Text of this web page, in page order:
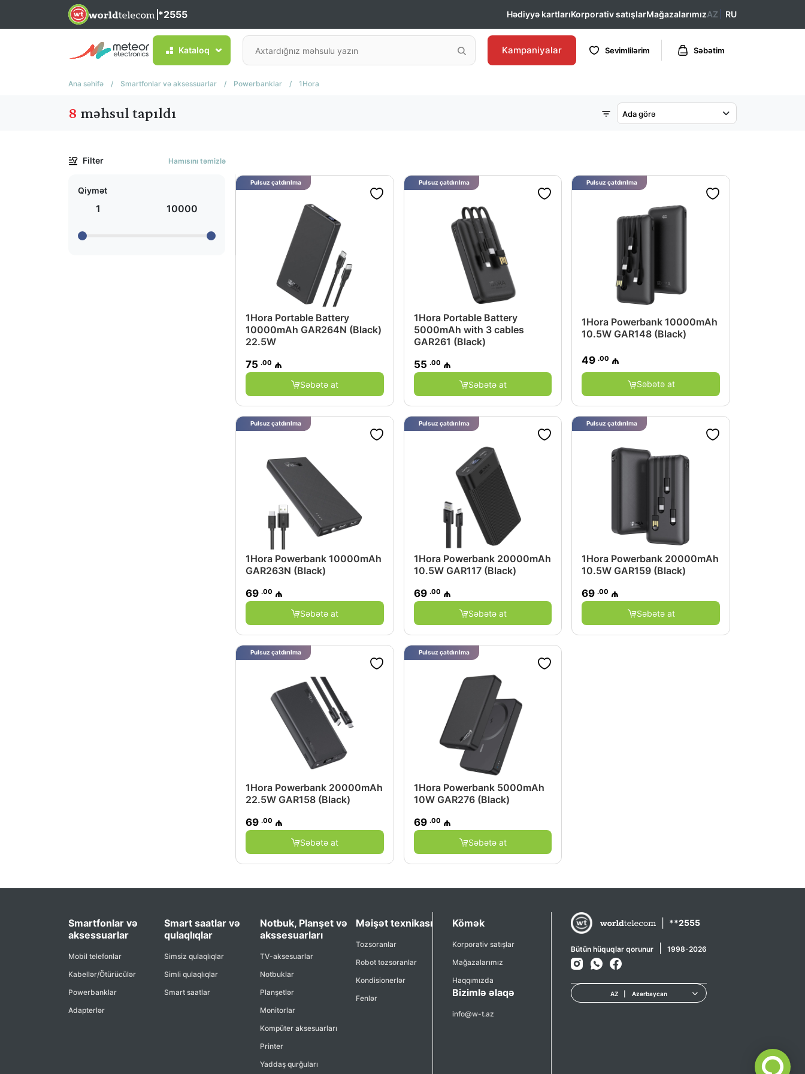
*2555 Hədiyyə kartlarıKorporativ satışlarMağazalarımızAZ RU
Kataloq Kampaniyalar Sevimlilərim Səbətim
Ana səhifə / Smartfonlar və aksessuarlar / Powerbanklar / 1Hora
8 məhsul tapıldı Ada görə
Filter Hamısını təmizlə
Qiymət
1 10000
1Hora Portable Battery
10000mAh GAR264N (Black)
22.5W
75 .00 ₼
Səbətə at
Pulsuz çatdırılma
1Hora Portable Battery
5000mAh with 3 cables
GAR261 (Black)
55 .00 ₼
Səbətə at
Pulsuz çatdırılma
1Hora Powerbank 10000mAh
10.5W GAR148 (Black)
49.00 ₼
Səbətə at
Pulsuz çatdırılma
1Hora Powerbank 10000mAh
GAR263N (Black)
69 .00 ₼
Səbətə at
Pulsuz çatdırılma
1Hora Powerbank 20000mAh
10.5W GAR117 (Black)
69 .00 ₼
Səbətə at
Pulsuz çatdırılma
1Hora Powerbank 20000mAh
10.5W GAR159 (Black)
69.00 ₼
Səbətə at
Pulsuz çatdırılma
1Hora Powerbank 20000mAh
22.5W GAR158 (Black)
69 .00 ₼
Səbətə at
Pulsuz çatdırılma
1Hora Powerbank 5000mAh
10W GAR276 (Black)
69 .00 ₼
Səbətə at
Pulsuz çatdırılma
Smartfonlar və
aksessuarlar
Mobil telefonlar
Kabellər/Ötürücülər
Powerbanklar
Adapterlər
Smart saatlar və
qulaqlıqlar
Simsiz qulaqlıqlar
Simli qulaqlıqlar
Smart saatlar
Notbuk, Planşet və
akssesuarları
TV-aksesuarlar
Notbuklar
Planşetlər
Monitorlar
Kompüter aksesuarları
Printer
Yaddaş qurğuları
Məişət texnikası
Tozsoranlar
Robot tozsoranlar
Kondisionerlər
Fenlər
Kömək
Korporativ satışlar
Mağazalarımız
Haqqımızda
Bizimlə əlaqə
info@w-t.az
**2555
Bütün hüquqlar qorunur 1998-2026
AZ Azərbaycan